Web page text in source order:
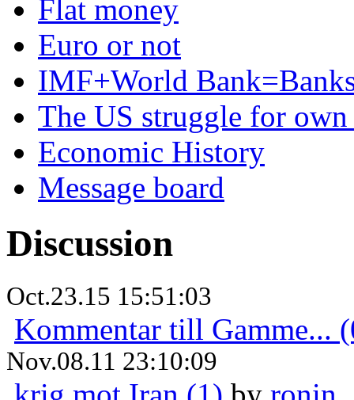
Flat money
Euro or not
IMF+World
The US struggle for
Economic History
Message board
Discussion
Oct.23.15 15:51:03
Kommentar till Gamme...
Nov.08.11 23:10:09